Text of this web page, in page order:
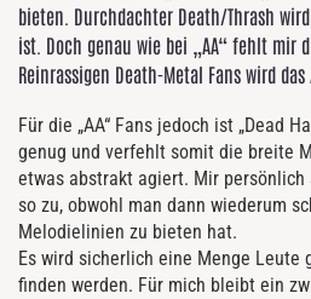
bieten. Durchdachter Death/Thrash
ist. Doch genau wie bei „AA“ fehlt mir
Reinrassigen Death-Metal Fans wird
Für die „AA“ Fans jedoch ist „Dead
genug und verfehlt somit die breite
etwas abstrakt agiert. Mir
so zu, obwohl man dann wiederum
Melodielinien zu bieten hat.
Es wird sicherlich eine Menge Leute
finden werden. Für mich bleibt ein